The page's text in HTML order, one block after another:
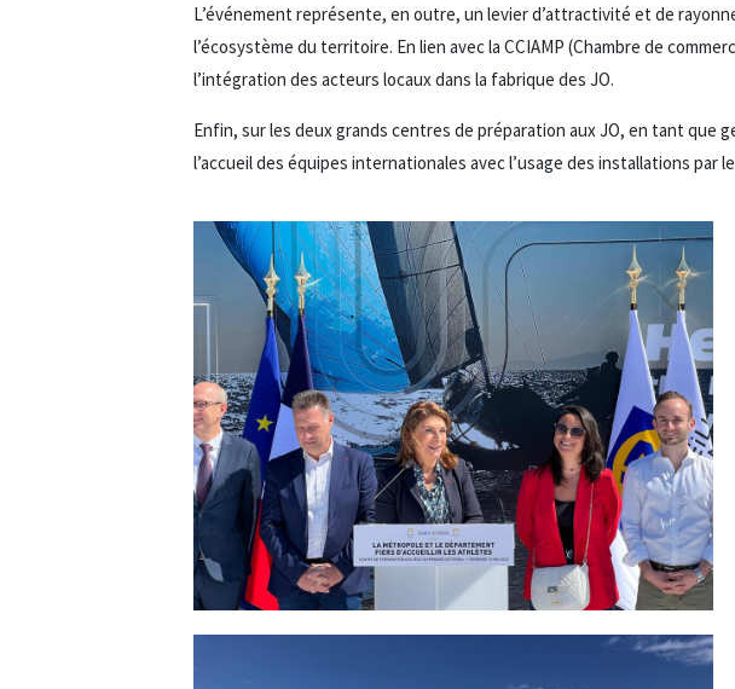
L’événement représente, en outre, un levier d’attractivité et de
l’écosystème du territoire. En lien avec la CCIAMP (Chambre de
l’intégration des acteurs locaux dans la fabrique des JO.
Enfin, sur les deux grands centres de préparation aux JO, en tant
l’accueil des équipes internationales avec l’usage des installations par